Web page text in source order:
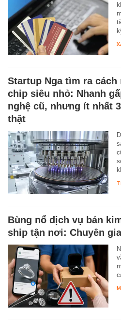
Startup Nga tìm ra
chip siêu nhỏ: Nhanh
nghệ cũ, nhưng ít nhất
thật
Bùng nổ dịch vụ bán
ship tận nơi: Chuyên